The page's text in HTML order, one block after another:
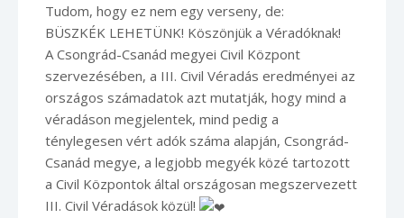
Tudom, hogy ez nem egy verseny, de:
BÜSZKÉK LEHETÜNK! Köszönjük a Véradóknak!
A Csongrád-Csanád megyei Civil Központ
szervezésében, a III. Civil Véradás eredményei az
országos számadatok azt mutatják, hogy mind a
véradáson megjelentek, mind pedig a
ténylegesen vért adók száma alapján, Csongrád-
Csanád megye, a legjobb megyék közé tartozott
a Civil Központok által országosan megszervezett
III. Civil Véradások közül!